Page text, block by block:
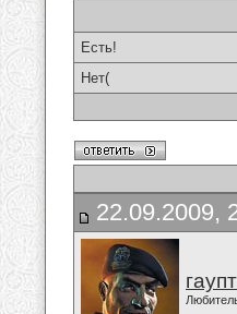
Есть!
Нет(
22.09.2009,